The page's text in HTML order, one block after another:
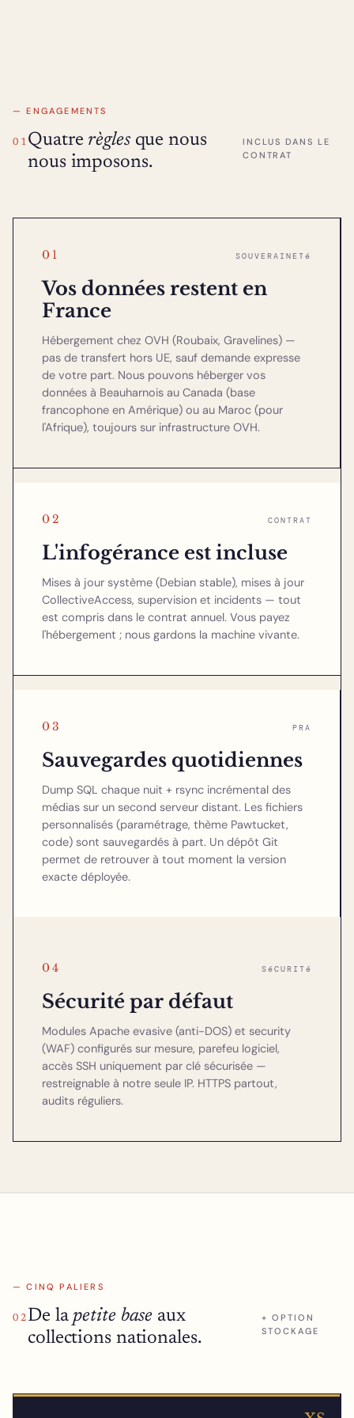
— ENGAGEMENTS
01 Quatrerèglesque nous
nous imposons.
INCLUS DANS LE
CONTRAT
01 SOUVERAINETé
Vos données restent en
France
Hébergement chez OVH (Roubaix, Gravelines) —
pas de transfert hors UE, sauf demande expresse
de votre part. Nous pouvons héberger vos
données à Beauharnois au Canada (base
francophone en Amérique) ou au Maroc (pour
l'Afrique), toujours sur infrastructure OVH.
02 CONTRAT
L'infogérance est incluse
Mises à jour système (Debian stable), mises à jour
CollectiveAccess, supervision et incidents — tout
est compris dans le contrat annuel. Vous payez
l'hébergement ; nous gardons la machine vivante.
03 PRA
Sauvegardes quotidiennes
Dump SQL chaque nuit + rsync incrémental des
médias sur un second serveur distant. Les fichiers
personnalisés (paramétrage, thème Pawtucket,
code) sont sauvegardés à part. Un dépôt Git
permet de retrouver à tout moment la version
exacte déployée.
04 SéCURITé
Sécurité par défaut
Modules Apache evasive (anti-DOS) et security
(WAF) configurés sur mesure, parefeu logiciel,
accès SSH uniquement par clé sécurisée —
restreignable à notre seule IP. HTTPS partout,
audits réguliers.
— CINQ PALIERS
02 De lapetite base aux
collections nationales.
+ OPTION
STOCKAGE